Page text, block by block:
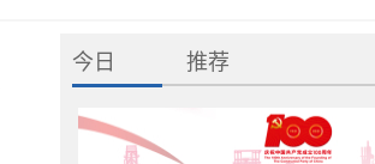
今日 推荐